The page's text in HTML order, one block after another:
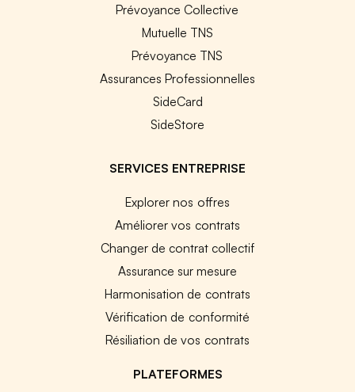
Prévoyance Collective
Mutuelle TNS
Prévoyance TNS
Assurances Professionnelles
SideCard
SideStore
SERVICES ENTREPRISE
Explorer nos offres
Améliorer vos contrats
Changer de contrat collectif
Assurance sur mesure
Harmonisation de contrats
Vérification de conformité
Résiliation de vos contrats
PLATEFORMES